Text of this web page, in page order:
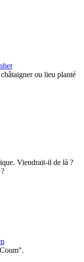
ou lieu planté
Viendrait-il de là ?